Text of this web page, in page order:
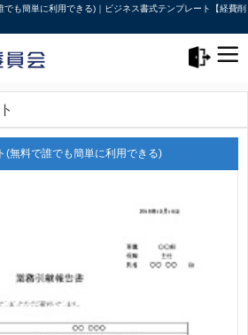
も簡単に利用できる)｜ビジネス書式テンプレート【経費削
(無料で誰でも簡単に利用できる)